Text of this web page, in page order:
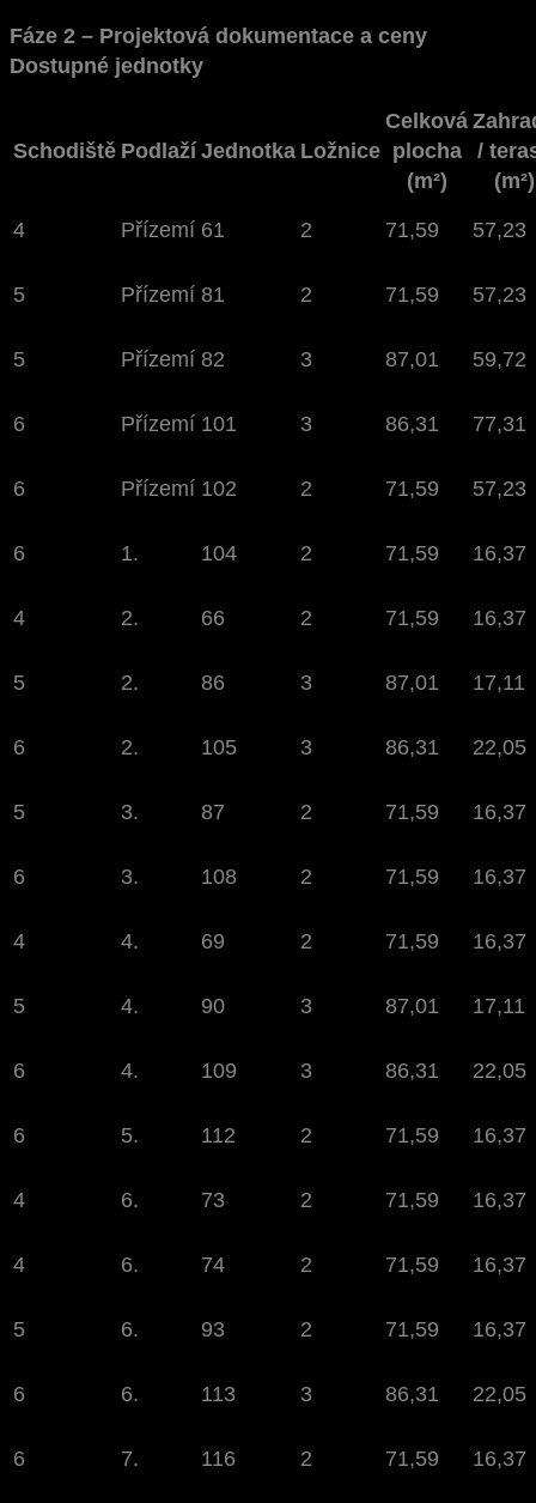
Fáze 2 – Projektová dokumentace a ceny
Dostupné jednotky
Schodiště Podlaží Jednotka Ložnice
Celková
plocha
(m²)
/
(m²)
4 Přízemí 61 2 71,59 57,23
5 Přízemí 81 2 71,59 57,23
5 Přízemí 82 3 87,01 59,72
6 Přízemí 101 3 86,31 77,31
6 Přízemí 102 2 71,59 57,23
6 1. 104 2 71,59 16,37
4 2. 66 2 71,59 16,37
5 2. 86 3 87,01 17,11
6 2. 105 3 86,31 22,05
5 3. 87 2 71,59 16,37
6 3. 108 2 71,59 16,37
4 4. 69 2 71,59 16,37
5 4. 90 3 87,01 17,11
6 4. 109 3 86,31 22,05
6 5. 112 2 71,59 16,37
4 6. 73 2 71,59 16,37
4 6. 74 2 71,59 16,37
5 6. 93 2 71,59 16,37
6 6. 113 3 86,31 22,05
6 7. 116 2 71,59 16,37